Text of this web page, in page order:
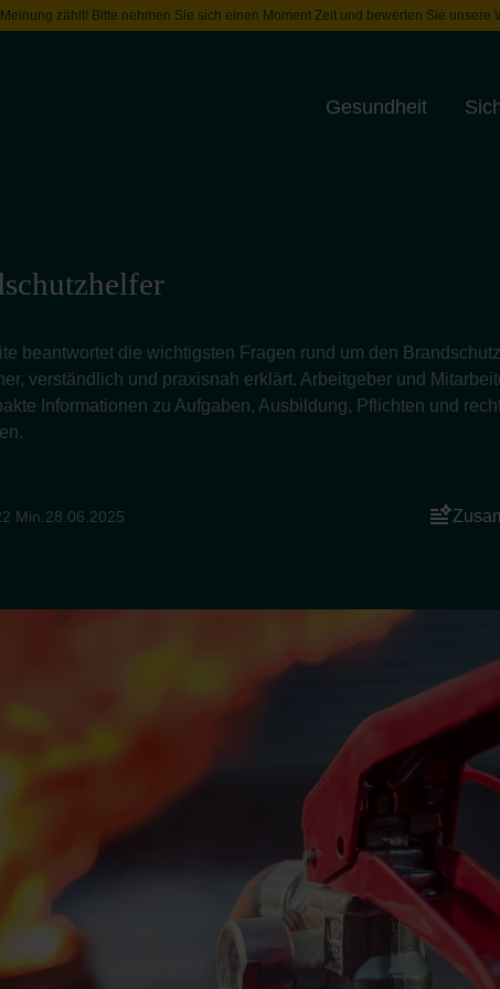
Meinung zählt! Bitte nehmen Sie sich einen Moment Zeit und bewerten Sie unsere
Gesundheit
beantwortet die wichtigsten Fragen rund um den
verständlich und praxisnah erklärt. Arbeitgeber und
Informationen zu Aufgaben, Ausbildung, Pflichten und
Min. 28.06.2025